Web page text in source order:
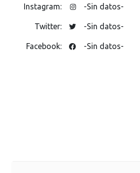
Instagram: -Sin datos-
Twitter: -Sin datos-
Facebook: -Sin datos-